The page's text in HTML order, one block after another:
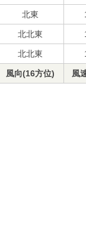
北東
北北東
北北東
風向(16方位) 風